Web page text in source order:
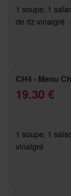
1 soupe, 1
de riz vinaigré
CH4 - Menu
19.30 €
1 soupe, 1
vinaigré